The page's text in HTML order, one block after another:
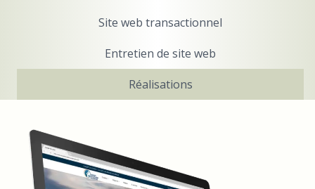
Site web transactionnel
Entretien de site web
Réalisations